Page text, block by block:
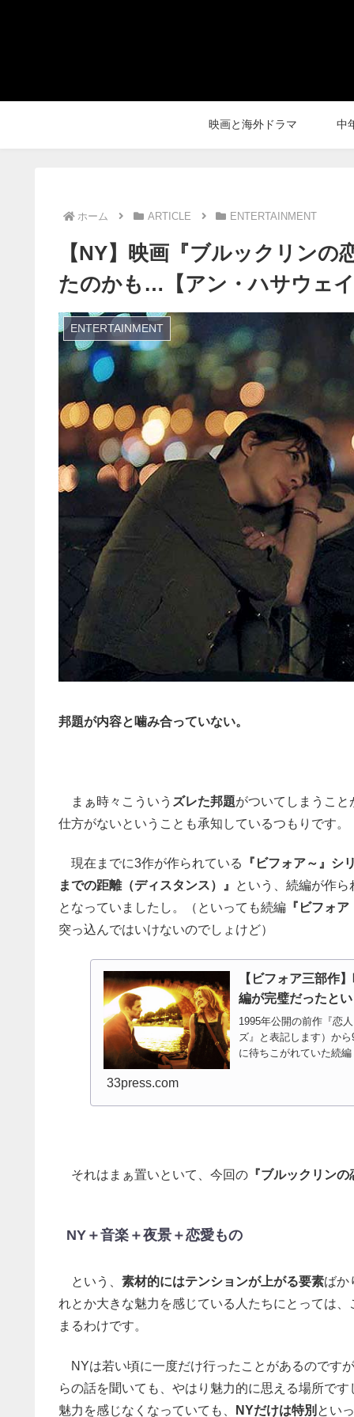
映画と海外ドラマ 中
ホーム ARTICLE ENTERTAINMENT
【NY】映画『ブルックリン
たのかも…【アン・ハサウェ
ENTERTAINMENT
邦題が内容と噛み合っていない。
まぁ時々こういう ズレた邦題がついてしまうこ
仕方がないということも承知しているつもりです。
現在までに3作が作られている 『ビフォア～』 シ
までの距離（ディスタンス）』
という、続編が作
となっていましたし。（といっても続編 『ビフォ
突っ込んではいけないのでしょけど）
【ビフォア三部作
編が完璧だったと
1995年公開の前作『恋
ズ』と表記します）か
に待ちこがれていた続
33press.com
それはまぁ置いといて、今回の 『ブルックリン
NY＋音楽＋夜景＋恋愛もの
という、 素材的にはテンションが上がる要素ばか
れとか大きな魅力を感じている人たちにとっては、
まるわけです。
NYは若い頃に一度だけ行ったことがあるのです
らの話を聞いても、やはり魅力的に思える場所で
魅力を感じなくなっていても、
NYだけは特別 とい